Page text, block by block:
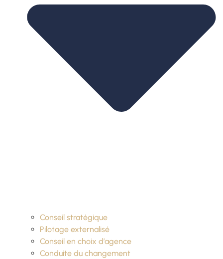
Conseil stratégique
Pilotage externalisé
Conseil en choix d’agence
Conduite du changement